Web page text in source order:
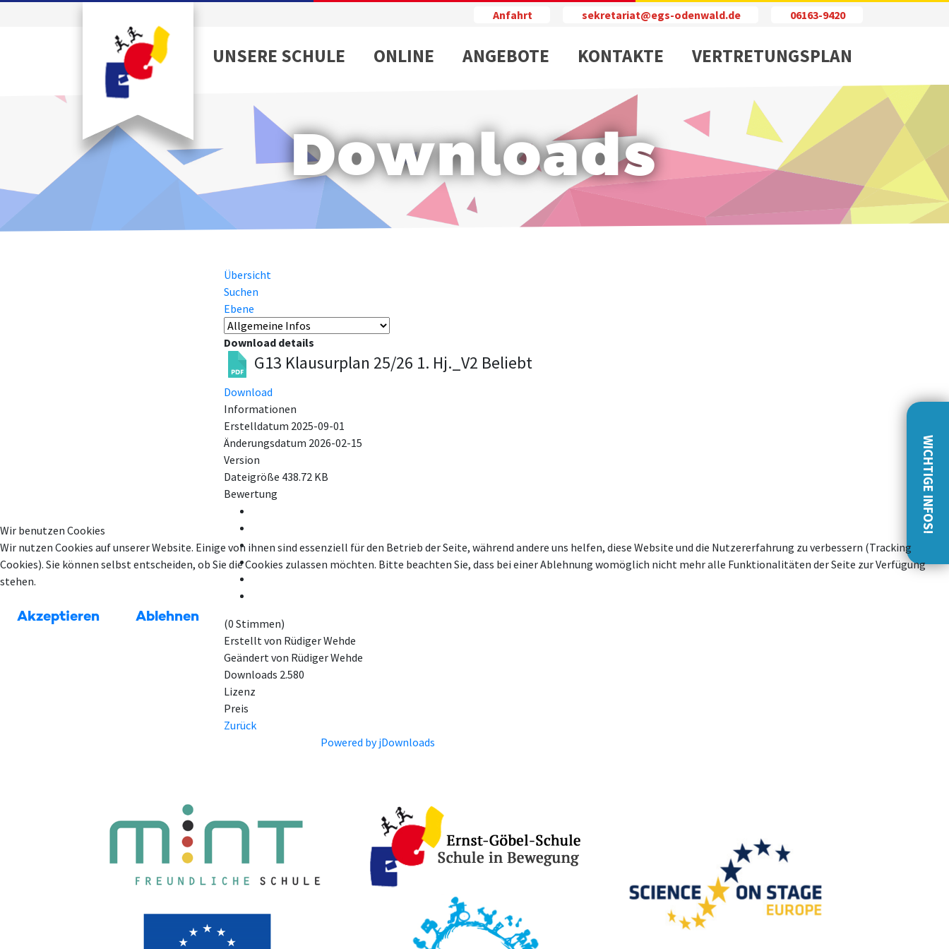
WICHTIGE INFOS!
Anfahrt sekretariat@egs-odenwald.de 06163-9420
UNSERE SCHULE ONLINE ANGEBOTE KONTAKTE VERTRETUNGSPLAN
Downloads
Übersicht
Suchen
Ebene
Download details
G13 Klausurplan 25/26 1. Hj._V2 Beliebt
Download
Informationen
Erstelldatum 2025-09-01
Änderungsdatum 2026-02-15
Version
Dateigröße 438.72 KB
Bewertung
(0 Stimmen)
Erstellt von Rüdiger Wehde
Geändert von Rüdiger Wehde
Downloads 2.580
Lizenz
Preis
Zurück
Powered by jDownloads
Wir benutzen Cookies
Wir nutzen Cookies auf unserer Website. Einige von ihnen sind essenziell für den Betrieb der Seite, während andere uns helfen, diese Website und die Nutzererfahrung zu verbessern (Tracking
Cookies). Sie können selbst entscheiden, ob Sie die Cookies zulassen möchten. Bitte beachten Sie, dass bei einer Ablehnung womöglich nicht mehr alle Funktionalitäten der Seite zur Verfügung
stehen.
Akzeptieren Ablehnen